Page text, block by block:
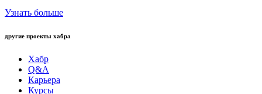
Узнать больше
другие проекты хабра
Хабр
Q&A
Карьера
Курсы